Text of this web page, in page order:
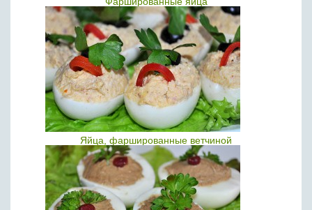
Яйца, фаршированные ветчиной